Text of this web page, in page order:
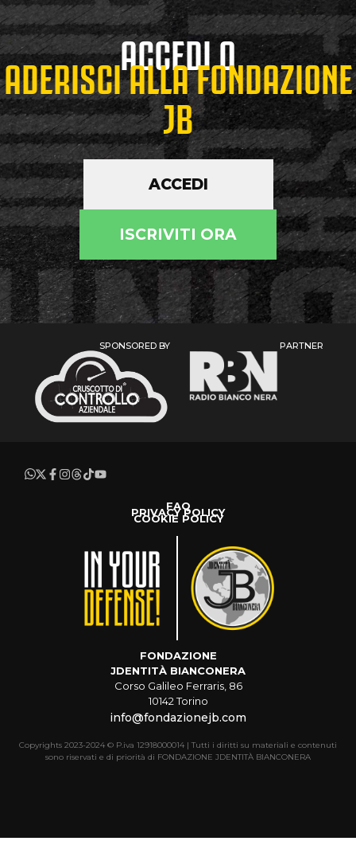
ACCEDI O
ADERISCI ALLA FONDAZIONE
JB
ACCEDI
ISCRIVITI ORA
SPONSORED BY PARTNER
FAQ
PRIVACY POLICY
COOKIE POLICY
FONDAZIONE
JDENTITÀ BIANCONERA
Corso Galileo Ferraris, 86
10142 Torino
info@fondazionejb.com
Copyrights 2023-2024 © P.iva 12918000014 | Tutti i diritti su materiali e contenuti
sono riservati e di priorità di FONDAZIONE JDENTITÀ BIANCONERA